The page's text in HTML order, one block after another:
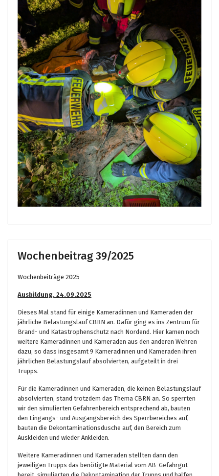
Wochenbeitrag 39/2025
Wochenbeiträge 2025
Ausbildung, 24.09.2025
Dieses Mal stand für einige Kameradinnen und Kameraden der
jährliche Belastungslauf CBRN an. Dafür ging es ins Zentrum für
Brand- und Katastrophenschutz nach Nordend. Hier kamen noch
weitere Kameradinnen und Kameraden aus den anderen Wehren
dazu, so dass insgesamt 9 Kameradinnen und Kameraden ihren
jährlichen Belastungslauf absolvierten, aufgeteilt in drei
Trupps.
Für die Kameradinnen und Kameraden, die keinen Belastungslauf
absolvierten, stand trotzdem das Thema CBRN an. So sperrten
wir den simulierten Gefahrenbereich entsprechend ab, bauten
den Eingangs- und Ausgangsbereich des Sperrbereiches auf,
bauten die Dekontaminationsdusche auf, den Bereich zum
Auskleiden und wieder Ankleiden.
Weitere Kameradinnen und Kameraden stellten dann den
jeweiligen Trupps das benötigte Material vom AB-Gefahrgut